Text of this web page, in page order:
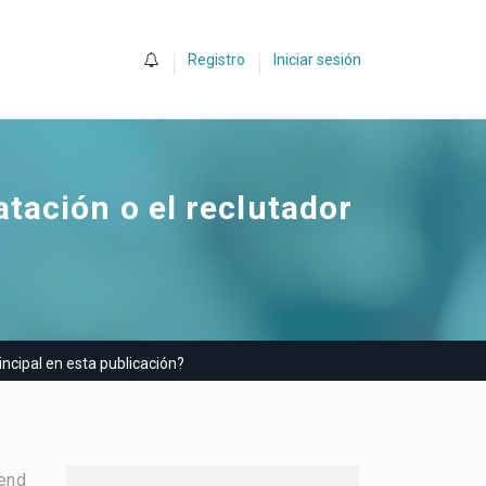
Registro Iniciar sesión
o el reclutador
en esta publicación?